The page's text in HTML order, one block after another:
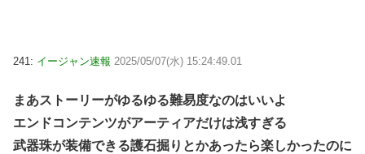
241: イージャン速報 2025/05/07(水) 15:24:49.01
まあストーリーがゆるゆる難易度なのはいいよ
エンドコンテンツがアーティアだけは浅すぎる
武器珠が装備できる護石掘りとかあったら楽しかったのに